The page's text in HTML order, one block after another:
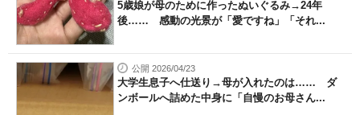
5歳娘が母のために作ったぬいぐるみ→24年
後…… 感動の光景が「愛ですね」「それ...
公開 2026/04/23
大学生息子へ仕送り→母が入れたのは…… ダ
ンボールへ詰めた中身に「自慢のお母さん...